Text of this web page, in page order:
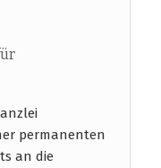
permanenten
an die